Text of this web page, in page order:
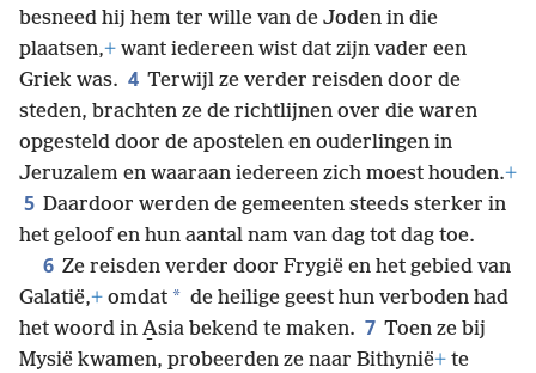
besneed hij hem ter wille van de Joden in die
plaatsen,+ want iedereen wist dat zijn vader een
Griek was. 4 Terwijl ze verder reisden door de
steden, brachten ze de richtlijnen over die waren
opgesteld door de apostelen en ouderlingen in
Jeruzalem en waaraan iedereen zich moest houden.+
5 Daardoor werden de gemeenten steeds sterker in
het geloof en hun aantal nam van dag tot dag toe.
6 Ze reisden verder door Frygië en het gebied van
Galatië,+ omdat * de heilige geest hun verboden had
het woord in A̱sia bekend te maken. 7 Toen ze bij
Mysië kwamen, probeerden ze naar Bithynië+ te